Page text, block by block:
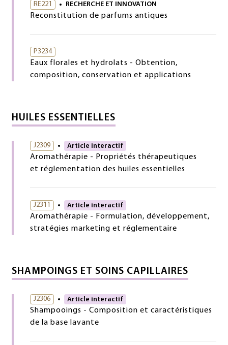
RE221 RECHERCHE ET INNOVATION
Reconstitution de parfums antiques
P3234
Eaux florales et hydrolats - Obtention,
composition, conservation et applications
HUILES ESSENTIELLES
J2309 Article interactif
Aromathérapie - Propriétés thérapeutiques
et réglementation des huiles essentielles
J2311 Article interactif
Aromathérapie - Formulation, développement,
stratégies marketing et réglementaire
SHAMPOINGS ET SOINS CAPILLAIRES
J2306 Article interactif
Shampooings - Composition et caractéristiques
de la base lavante